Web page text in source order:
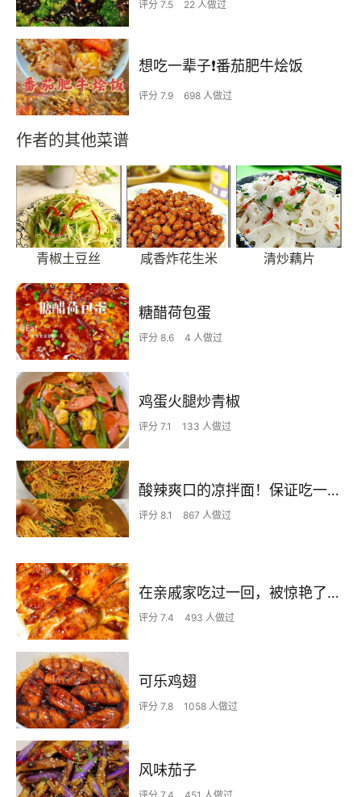
评分 7.5 22 人做过
想吃一辈子❗️番茄肥牛烩饭
评分 7.9 698 人做过
作者的其他菜谱
青椒土豆丝 咸香炸花生米 清炒藕片
糖醋荷包蛋
评分 8.6 4 人做过
鸡蛋火腿炒青椒
评分 7.1 133 人做过
酸辣爽口的凉拌面！保证吃一次就上瘾
评分 8.1 867 人做过
在亲戚家吃过一回，被惊艳了…
评分 7.4 493 人做过
可乐鸡翅
评分 7.8 1058 人做过
风味茄子